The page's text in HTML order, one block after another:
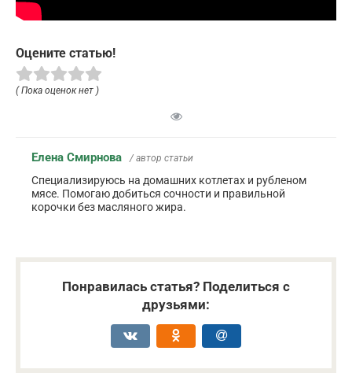
Оцените статью!
( Пока оценок нет )
Елена Смирнова / автор статьи
Специализируюсь на домашних котлетах и рубленом
мясе. Помогаю добиться сочности и правильной
корочки без масляного жира.
Понравилась статья? Поделиться с
друзьями: